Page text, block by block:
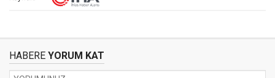
HABERE YORUM KAT